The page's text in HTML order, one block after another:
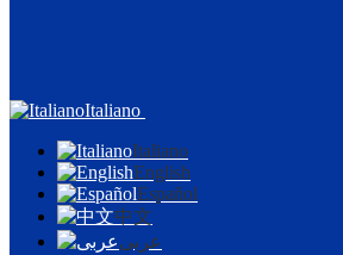
Italiano
Italiano
English
Español
中文
عربى